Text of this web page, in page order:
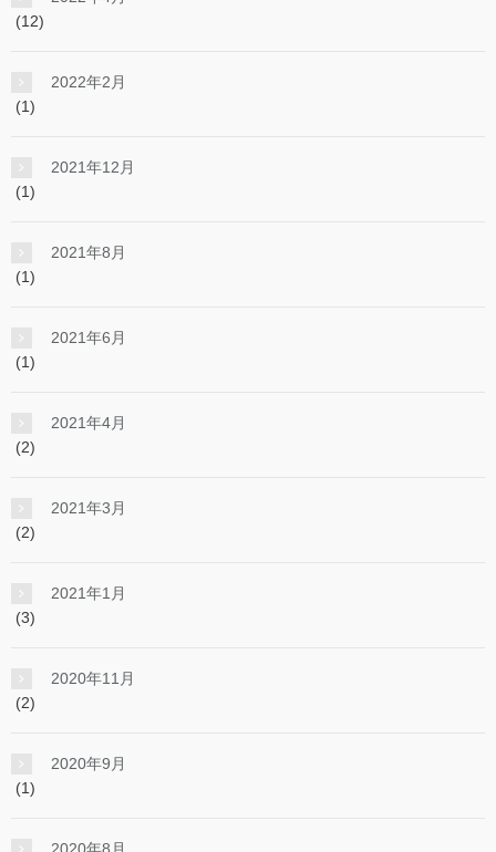
(12)
2022年2月
(1)
2021年12月
(1)
2021年8月
(1)
2021年6月
(1)
2021年4月
(2)
2021年3月
(2)
2021年1月
(3)
2020年11月
(2)
2020年9月
(1)